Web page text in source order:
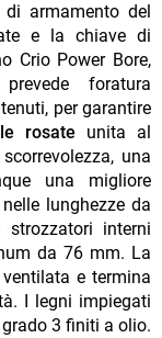
armamento del
e la chiave di
Crio Power Bore,
foratura
per garantire
rosate unita al
una
una migliore
lunghezze da
interni
da 76 mm. La
e termina
I legni impiegati
3 finiti a olio.